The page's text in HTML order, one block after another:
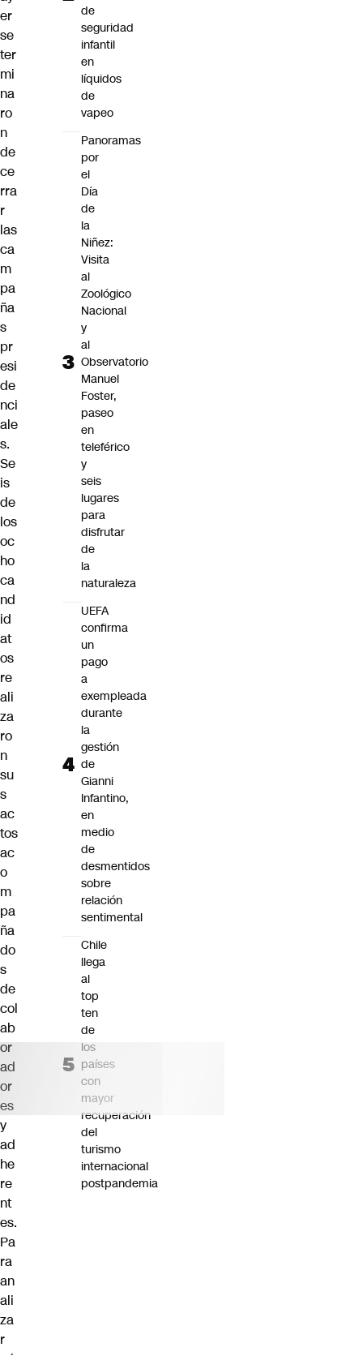
er
se
ter
mi
na
ro
n
de
ce
rra
r
las
ca
m
pa
ña
s
pr
esi
de
nci
ale
s.
Se
is
de
los
oc
ho
ca
nd
id
at
os
re
ali
za
ro
n
su
s
ac
tos
ac
o
m
pa
ña
do
s
de
col
ab
or
ad
or
es
y
ad
he
re
nt
es.
Pa
ra
an
ali
za
r
de
seguridad
infantil
en
líquidos
de
vapeo
Panoramas
por
el
Día
de
la
Niñez:
Visita
al
Zoológico
Nacional
y
al
Observatorio
Manuel
Foster,
paseo
en
teleférico
y
seis
lugares
para
disfrutar
de
la
naturaleza
UEFA
confirma
un
pago
a
exempleada
durante
la
gestión
de
Gianni
Infantino,
en
medio
de
desmentidos
sobre
relación
sentimental
Chile
llega
al
top
ten
de
los
países
con
mayor
recuperación
del
turismo
internacional
postpandemia